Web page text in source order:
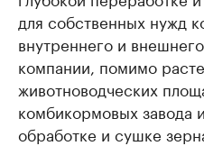
для собственных нужд
внутреннего и
компании, помимо
животноводческих
комбикормовых завода
обработке и сушке